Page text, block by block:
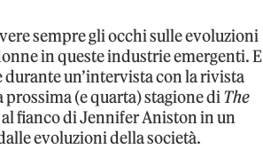
sempre gli occhi sulle evoluzioni
in queste industrie emergenti. E
durante un’intervista con la rivista
(e quarta) stagione diThe
fianco di Jennifer Aniston in un
evoluzioni della società.